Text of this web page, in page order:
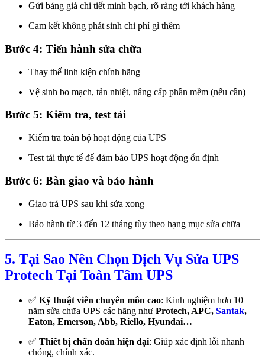
Gửi bảng giá chi tiết minh bạch, rõ ràng tới khách hàng
Cam kết không phát sinh chi phí gì thêm
Bước 4: Tiến hành sửa chữa
Thay thế linh kiện chính hãng
Vệ sinh bo mạch, tản nhiệt, nâng cấp phần mềm (nếu cần)
Bước 5: Kiểm tra, test tải
Kiểm tra toàn bộ hoạt động của UPS
Test tải thực tế để đảm bảo UPS hoạt động ổn định
Bước 6: Bàn giao và bảo hành
Giao trả UPS sau khi sửa xong
Bảo hành từ 3 đến 12 tháng tùy theo hạng mục sửa chữa
5. Tại Sao Nên Chọn Dịch Vụ Sửa UPS
Protech Tại Toàn Tâm UPS
✅ Kỹ thuật viên chuyên môn cao: Kinh nghiệm hơn 10
năm sửa chữa UPS các hãng như Protech, APC, Santak,
Eaton, Emerson, Abb, Riello, Hyundai…
✅ Thiết bị chẩn đoán hiện đại: Giúp xác định lỗi nhanh
chóng, chính xác.